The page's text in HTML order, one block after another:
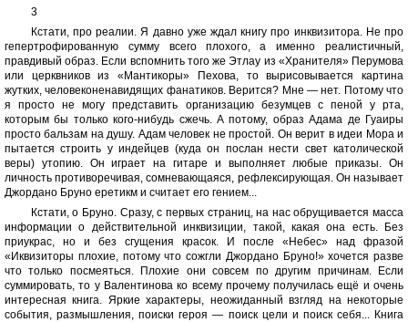
3
Кстати, про реалии. Я давно уже ждал книгу про инквизитора. Не про
гепертрофированную сумму всего плохого, а именно реалистичный,
правдивый образ. Если вспомнить того же Этлау из «Хранителя» Перумова
или церквников из «Мантикоры» Пехова, то вырисовывается картина
жутких, человеконенавидящих фанатиков. Верится? Мне — нет. Потому что
я просто не могу представить организацию безумцев с пеной у рта,
которым бы только кого-нибудь сжечь. А потому, образ Адама де Гуаиры
просто бальзам на душу. Адам человек не простой. Он верит в идеи Мора и
пытается строить у индейцев (куда он послан нести свет католической
веры) утопию. Он играет на гитаре и выполняет любые приказы. Он
личность противоречивая, сомневающаяся, рефлексирующая. Он называет
Джордано Бруно еретикм и считает его гением...
Кстати, о Бруно. Сразу, с первых страниц, на нас обрущивается масса
информации о действительной инквизиции, такой, какая она есть. Без
приукрас, но и без сгущения красок. И после «Небес» над фразой
«Иквизиторы плохие, потому что сожгли Джордано Бруно!» хочется разве
что только посмеяться. Плохие они совсем по другим причинам. Если
суммировать, то у Валентинова ко всему прочему получилась ещё и очень
интересная книга. Яркие характеры, неожиданный взгляд на некоторые
события, размышления, поиски героя — поиск цели и поиск себя... Книга